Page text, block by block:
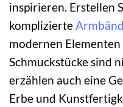
inspirieren. Erstellen
komplizierte
modernen
Schmuckstücke sind
erzählen auch eine
Erbe und